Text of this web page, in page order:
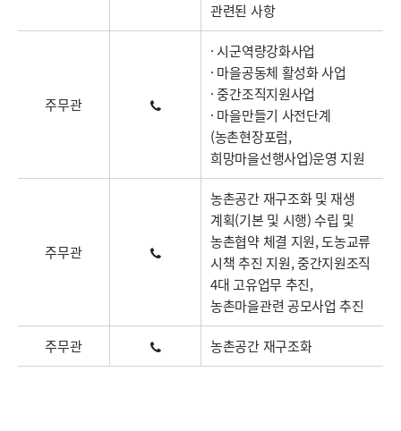
관련된 사항
주무관
· 시군역량강화사업
· 마을공동체 활성화 사업
· 중간조직지원사업
· 마을만들기 사전단계
(농촌현장포럼,
희망마을선행사업)운영 지원
주무관
농촌공간 재구조화 및 재생
계획(기본 및 시행) 수립 및
농촌협약 체결 지원, 도농교류
시책 추진 지원, 중간지원조직
4대 고유업무 추진,
농촌마을관련 공모사업 추진
주무관 농촌공간 재구조화